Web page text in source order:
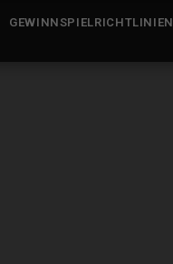
GEWINNSPIELRICHTLINIEN